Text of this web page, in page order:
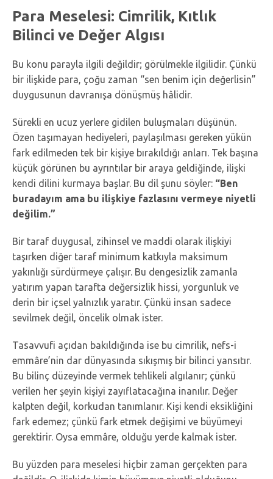
Para Meselesi: Cimrilik, Kıtlık
Bilinci ve Değer Algısı
Bu konu parayla ilgili değildir; görülmekle ilgilidir. Çünkü
bir ilişkide para, çoğu zaman “sen benim için değerlisin”
duygusunun davranışa dönüşmüş hâlidir.
Sürekli en ucuz yerlere gidilen buluşmaları düşünün.
Özen taşımayan hediyeleri, paylaşılması gereken yükün
fark edilmeden tek bir kişiye bırakıldığı anları. Tek başına
küçük görünen bu ayrıntılar bir araya geldiğinde, ilişki
kendi dilini kurmaya başlar. Bu dil şunu söyler: “Ben
buradayım ama bu ilişkiye fazlasını vermeye niyetli
değilim.”
Bir taraf duygusal, zihinsel ve maddi olarak ilişkiyi
taşırken diğer taraf minimum katkıyla maksimum
yakınlığı sürdürmeye çalışır. Bu dengesizlik zamanla
yatırım yapan tarafta değersizlik hissi, yorgunluk ve
derin bir içsel yalnızlık yaratır. Çünkü insan sadece
sevilmek değil, öncelik olmak ister.
Tasavvufi açıdan bakıldığında ise bu cimrilik, nefs-i
emmâre’nin dar dünyasında sıkışmış bir bilinci yansıtır.
Bu bilinç düzeyinde vermek tehlikeli algılanır; çünkü
verilen her şeyin kişiyi zayıflatacağına inanılır. Değer
kalpten değil, korkudan tanımlanır. Kişi kendi eksikliğini
fark edemez; çünkü fark etmek değişimi ve büyümeyi
gerektirir. Oysa emmâre, olduğu yerde kalmak ister.
Bu yüzden para meselesi hiçbir zaman gerçekten para